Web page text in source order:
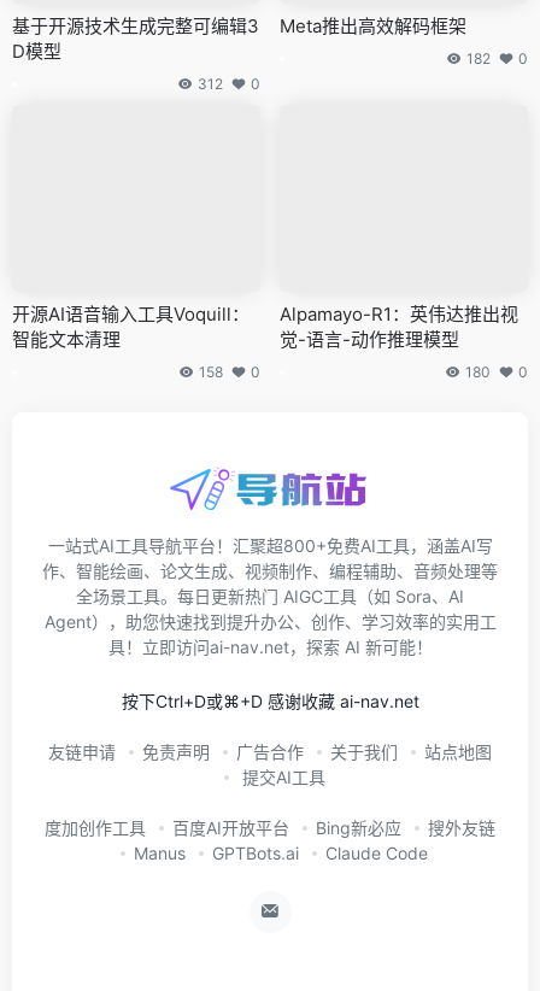
基于开源技术生成完整可编辑3
D模型
312 0
Meta推出高效解码框架
182 0
开源AI语音输入工具Voquill：
智能文本清理
158 0
Alpamayo-R1：英伟达推出视
觉-语言-动作推理模型
180 0
一站式AI工具导航平台！汇聚超800+免费AI工具，涵盖AI写
作、智能绘画、论文生成、视频制作、编程辅助、音频处理等
全场景工具。每日更新热门 AIGC工具（如 Sora、AI
Agent），助您快速找到提升办公、创作、学习效率的实用工
具！立即访问ai-nav.net，探索 AI 新可能！
按下Ctrl+D或⌘+D 感谢收藏 ai-nav.net
友链申请 免责声明 广告合作 关于我们
站点地图
提交AI工具
度加创作工具 百度AI开放平台 Bing新必应
搜外友链
Manus
GPTBots.ai Claude Code